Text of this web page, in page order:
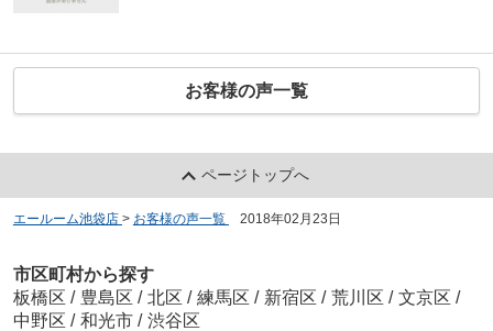
お客様の声一覧
ページトップへ
エールーム池袋店 > お客様の声一覧 2018年02月23日
市区町村から探す
板橋区 / 豊島区 / 北区 / 練馬区 / 新宿区 / 荒川区 / 文京区 /
中野区 / 和光市 / 渋谷区